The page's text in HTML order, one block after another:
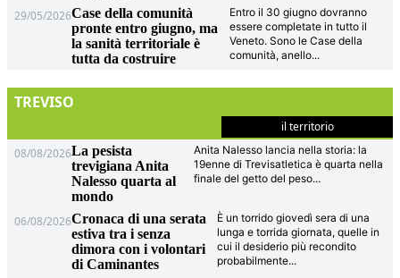
29/05/2026Case della comunità
pronte entro giugno, ma
la sanità territoriale è
tutta da costruire
Entro il 30 giugno dovranno
essere completate in tutto il
Veneto. Sono le Case della
comunità, anello...
TREVISO
il territorio
08/08/2026La pesista
trevigiana Anita
Nalesso quarta al
mondo
Anita Nalesso lancia nella storia: la
19enne di Trevisatletica è quarta nella
finale del getto del peso...
06/08/2026Cronaca di una serata
estiva tra i senza
dimora con i volontari
di Caminantes
È un torrido giovedì sera di una
lunga e torrida giornata, quelle in
cui il desiderio più recondito
probabilmente...